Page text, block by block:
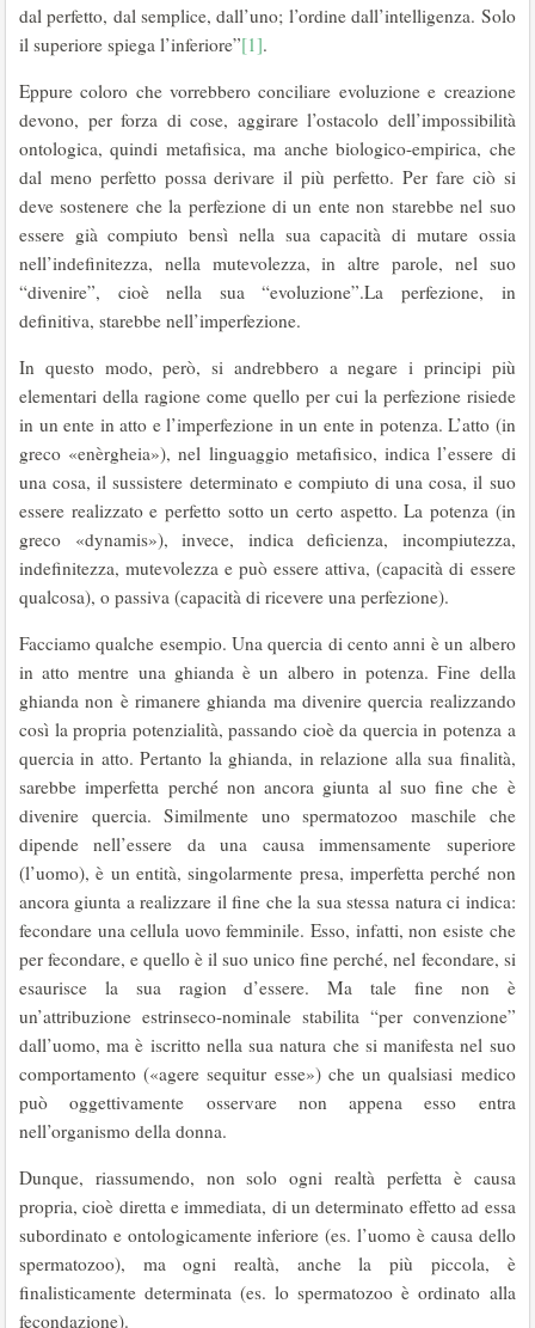
dal perfetto, dal semplice, dall’uno; l’ordine dall’intelligenza. Solo
il superiore spiega l’inferiore”[1].
Eppure coloro che vorrebbero conciliare evoluzione e creazione
devono, per forza di cose, aggirare l’ostacolo dell’impossibilità
ontologica, quindi metafisica, ma anche biologico-empirica, che
dal meno perfetto possa derivare il più perfetto. Per fare ciò si
deve sostenere che la perfezione di un ente non starebbe nel suo
essere già compiuto bensì nella sua capacità di mutare ossia
nell’indefinitezza, nella mutevolezza, in altre parole, nel suo
“divenire”, cioè nella sua “evoluzione”.La perfezione, in
definitiva, starebbe nell’imperfezione.
In questo modo, però, si andrebbero a negare i principi più
elementari della ragione come quello per cui la perfezione risiede
in un ente in atto e l’imperfezione in un ente in potenza. L’atto (in
greco «enèrgheia»), nel linguaggio metafisico, indica l’essere di
una cosa, il sussistere determinato e compiuto di una cosa, il suo
essere realizzato e perfetto sotto un certo aspetto. La potenza (in
greco «dynamis»), invece, indica deficienza, incompiutezza,
indefinitezza, mutevolezza e può essere attiva, (capacità di essere
qualcosa), o passiva (capacità di ricevere una perfezione).
Facciamo qualche esempio. Una quercia di cento anni è un albero
in atto mentre una ghianda è un albero in potenza. Fine della
ghianda non è rimanere ghianda ma divenire quercia realizzando
così la propria potenzialità, passando cioè da quercia in potenza a
quercia in atto. Pertanto la ghianda, in relazione alla sua finalità,
sarebbe imperfetta perché non ancora giunta al suo fine che è
divenire quercia. Similmente uno spermatozoo maschile che
dipende nell’essere da una causa immensamente superiore
(l’uomo), è un entità, singolarmente presa, imperfetta perché non
ancora giunta a realizzare il fine che la sua stessa natura ci indica:
fecondare una cellula uovo femminile. Esso, infatti, non esiste che
per fecondare, e quello è il suo unico fine perché, nel fecondare, si
esaurisce la sua ragion d’essere. Ma tale fine non è
un’attribuzione estrinseco-nominale stabilita “per convenzione”
dall’uomo, ma è iscritto nella sua natura che si manifesta nel suo
comportamento («agere sequitur esse») che un qualsiasi medico
può oggettivamente osservare non appena esso entra
nell’organismo della donna.
Dunque, riassumendo, non solo ogni realtà perfetta è causa
propria, cioè diretta e immediata, di un determinato effetto ad essa
subordinato e ontologicamente inferiore (es. l’uomo è causa dello
spermatozoo), ma ogni realtà, anche la più piccola, è
finalisticamente determinata (es. lo spermatozoo è ordinato alla
fecondazione).